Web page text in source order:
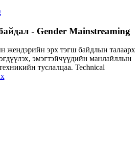
- Gender Mainstreaming
жендэрийн эрх тэгш байдлын талаарх
эмэгтэйчүүдийн манлайллын
туслалцаа. Technical